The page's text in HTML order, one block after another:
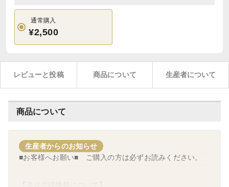
通常購入
¥2,500
レビューと投稿 商品について 生産者について
商品について
生産者からのお知らせ
■お客様へお願い■ ご購入の方は必ずお読みください。